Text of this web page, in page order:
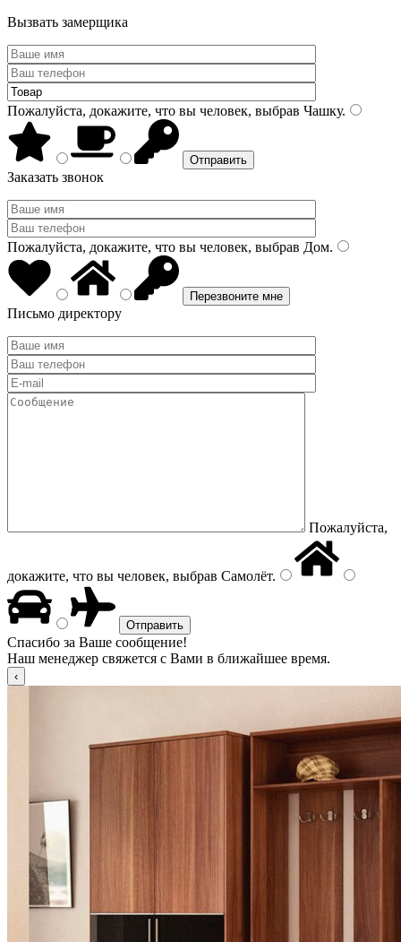
Вызвать замерщика
Пожалуйста, докажите, что вы человек, выбрав Чашку.
Заказать звонок
Пожалуйста, докажите, что вы человек, выбрав Дом.
Письмо директору
Пожалуйста,
докажите, что вы человек, выбрав Самолёт.
Спасибо за Ваше сообщение!
Наш менеджер свяжется с Вами в ближайшее время.